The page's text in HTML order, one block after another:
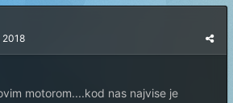
2018
motorom....kod nas najvise je